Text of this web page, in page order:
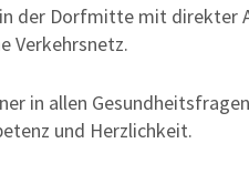
der Dorfmitte mit direkter
Verkehrsnetz.
in allen
und Herzlichkeit.